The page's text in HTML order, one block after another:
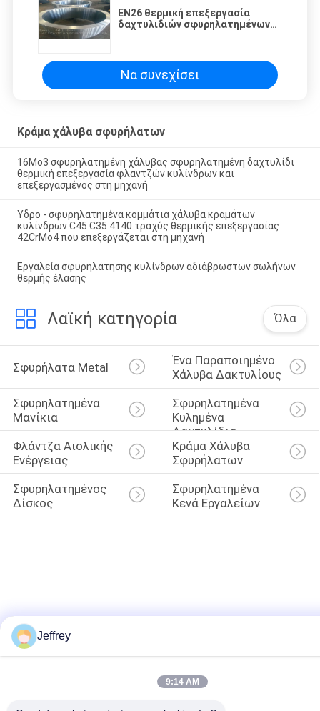
EN26 θερμική επεξεργασία
δαχτυλιδιών σφυρηλατημένων
μηχανή και δοκιμή UT
Να συνεχίσει
Κράμα χάλυβα σφυρήλατων
16Mo3 σφυρηλατημένη χάλυβας σφυρηλατημένη δαχτυλίδι
θερμική επεξεργασία φλαντζών κυλίνδρων και
επεξεργασμένος στη μηχανή
Υδρο - σφυρηλατημένα κομμάτια χάλυβα κραμάτων
κυλίνδρων C45 C35 4140 τραχύς θερμικής επεξεργασίας
42CrMo4 που επεξεργάζεται στη μηχανή
Εργαλεία σφυρηλάτησης κυλίνδρων αδιάβρωστων σωλήνων
θερμής έλασης
Λαϊκή κατηγορία Όλα
Σφυρήλατα Metal
Ένα Παραποιημένο
Χάλυβα Δακτυλίους
Σφυρηλατημένα
Μανίκια
Σφυρηλατημένα
Κυλημένα
Δαχτυλίδια
Φλάντζα Αιολικής
Ενέργειας
Κράμα Χάλυβα
Σφυρήλατων
Σφυρηλατημένος
Δίσκος
Σφυρηλατημένα
Κενά Εργαλείων
Jeffrey
9:14 AM